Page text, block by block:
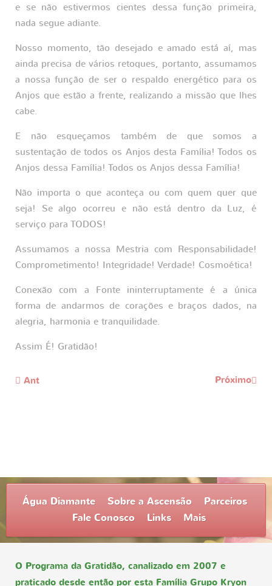
e se não estivermos cientes dessa função primeira,
nada segue adiante.
Nosso momento, tão desejado e amado está aí, mas
ainda precisa de vários retoques, portanto, assumamos
a nossa função de ser o respaldo energético para os
Anjos que estão a frente, realizando a missão que lhes
cabe.
E não esqueçamos também de que somos a
sustentação de todos os Anjos desta Família! Todos os
Anjos dessa Família! Todos os Anjos dessa Família!
Não importa o que aconteça ou com quem quer que
seja! Se algo ocorreu e não está dentro da Luz, é
serviço para TODOS!
Assumamos a nossa Mestria com Responsabilidade!
Comprometimento! Integridade! Verdade! Cosmoética!
Conexão com a Fonte ininterruptamente é a única
forma de andarmos de corações e braços dados, na
alegria, harmonia e tranquilidade.
Assim É! Gratidão!
Ant Próximo
Água Diamante Sobre a Ascensão
Parceiros
Fale Conosco
Links Mais
O Programa da Gratidão, canalizado em 2007 e
praticado desde então por esta Família Grupo Kryon